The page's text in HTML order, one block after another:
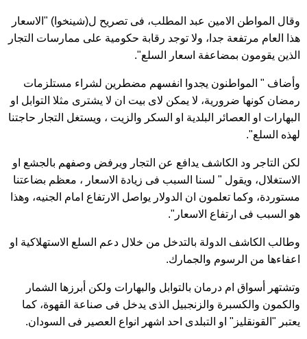
وقال المواطن الامين عبد المطلب، فى تصريح ل(شينخوا) "الاسعار
هذا العام مرتفعة جدا، ولا توجد رقابة حكومية على ممارسات التجار
الذين يقومون بمضاعفة اسعار السلع".
وأضاف " المواطنون يجدوا انفسهم مضطرين لشراء مستلزمات
رمضان كونها ضرورية، لا يمكن لاى بيت ان لا يشترى مثلا التوابل او
البهارات او العصائر البلدية او السكر والزيت ، ويستغل التجار حاجتنا
لهذه السلع".
لكن التاجر ود الكاشف يدافع عن التجار ويرفض وصفهم بالجشع او
الاستغلال، ويقول " لسنا السبب فى زيادة الاسعار ، معظم بضاعتنا
مستوردة، وكما تعلمون ان الدولار يواصل الارتفاع امام الجنيه، وهذا
هو السبب فى ارتفاع الاسعار".
وطالب الكاشف الدولة بالتدخل من خلال دعم السلع الاستهلاكية او
اعفاءها من الرسوم والجمارك.
وتشتهر أسواق ام درمان بالتوابل والبهارات ولكن أبرزها الشمار
والكمون والكسبرة والزنجبيل الذى يدخل فى صناعة القهوة، كما
يعتبر "القونقليز" او التبلدى احد اشهر انواع العصير فى السودان.